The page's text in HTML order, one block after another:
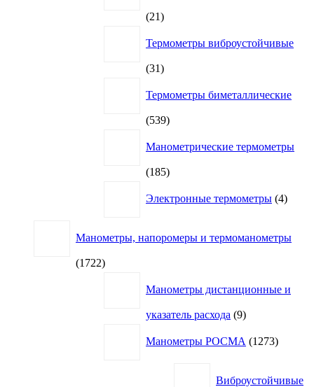
2121
Термометры виброустойчивые
3131
Термометры биметаллические
539539
Манометрические термометры
185185
Электронные термометры 4товара
Манометры, напоромеры и термоманометры
17221722
Манометры дистанционные и
указатель расхода 99
Манометры РОСМА
1273товара
Виброустойчивые